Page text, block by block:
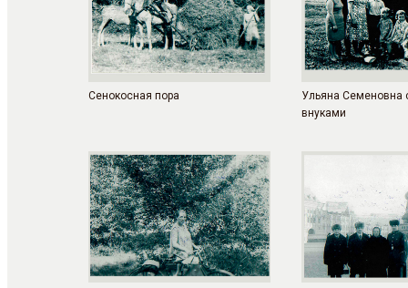
Сенокосная пора
Ульяна Семеновна
внуками